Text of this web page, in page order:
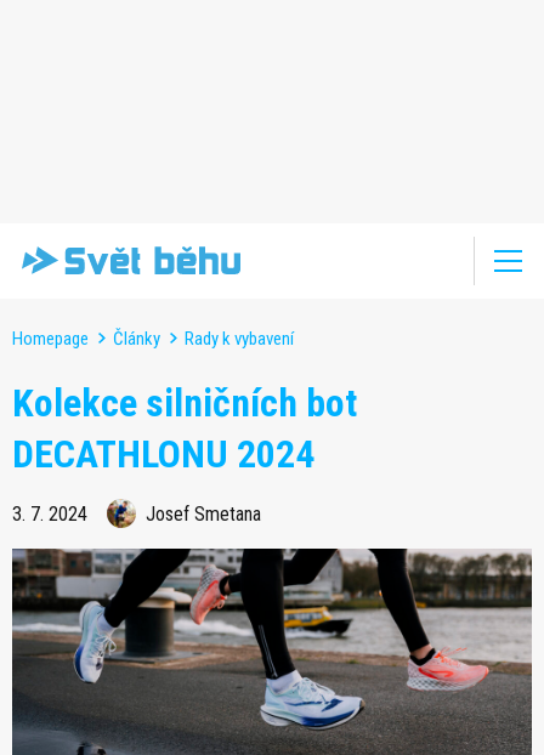
Homepage Články Rady k vybavení
Kolekce silničních bot
DECATHLONU 2024
3. 7. 2024 Josef Smetana